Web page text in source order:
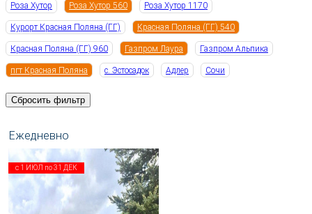
Роза Хутор Роза Хутор 560 Роза Хутор 1170
Курорт Красная Поляна (ГГ) Красная Поляна (ГГ) 540
Красная Поляна (ГГ) 960 Газпром Лаура Газпром Альпика
пгт Красная Поляна с. Эстосадок Адлер Сочи
Сбросить фильтр
с 1 ИЮЛ по31 ДЕК